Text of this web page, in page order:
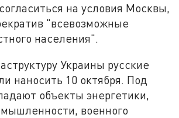
на условия Москвы,
"всевозможные
населения".
Украины русские
наносить 10 октября. Под
объекты энергетики,
военного